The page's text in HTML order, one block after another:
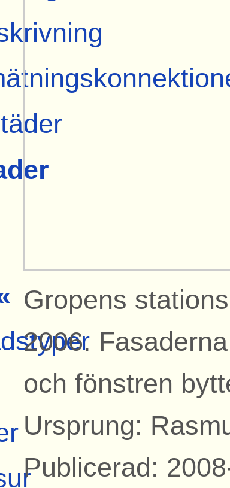
Gropens
2006.
och fönstren
Ursprung:
Publicerad: